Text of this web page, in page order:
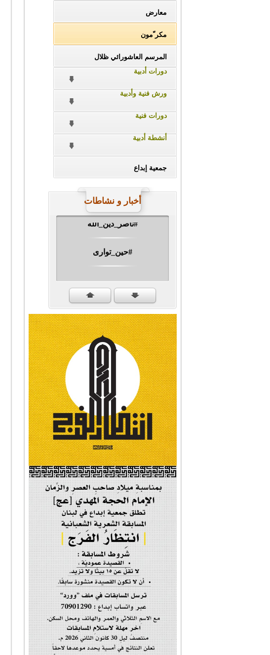
معارض
مكر ّمون
المرسم العاشورائي ظلال
دورات أدبية
ورش فنية وأدبية
دورات فنية
أنشطة أدبية
جمعية إبداع
أخبار و نشاطات
#ناصر_دين_الله
#حين_توارى
مهرجان الشهيد #ا�...
#سنكمل_الطريق
#تبريكات_انتصار_�...
#نداء_الأنبياء
#شجرة_النبوة
#وأنا_على_دين_محم...
#بأمانة_موسى_بن_ج...
#إيران_حرم_فاطمة ...
| #فخر_المخدرات |
#صحيفة_المؤمن
إحتفالية #رياحين...
إحتفالية تكريم ا...
#فاطمة_روحي
مولد السيدة #الز�...